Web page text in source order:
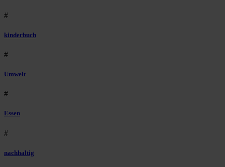
#
kinderbuch
#
Umwelt
#
Essen
#
nachhaltig